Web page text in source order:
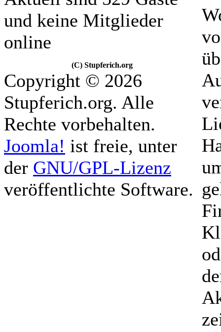
und keine Mitglieder
online
(C) Stupferich.org
Copyright © 2026
Stupferich.org. Alle
Rechte vorbehalten.
Joomla! ist freie, unter
der GNU/GPL-Lizenz
veröffentlichte Software.